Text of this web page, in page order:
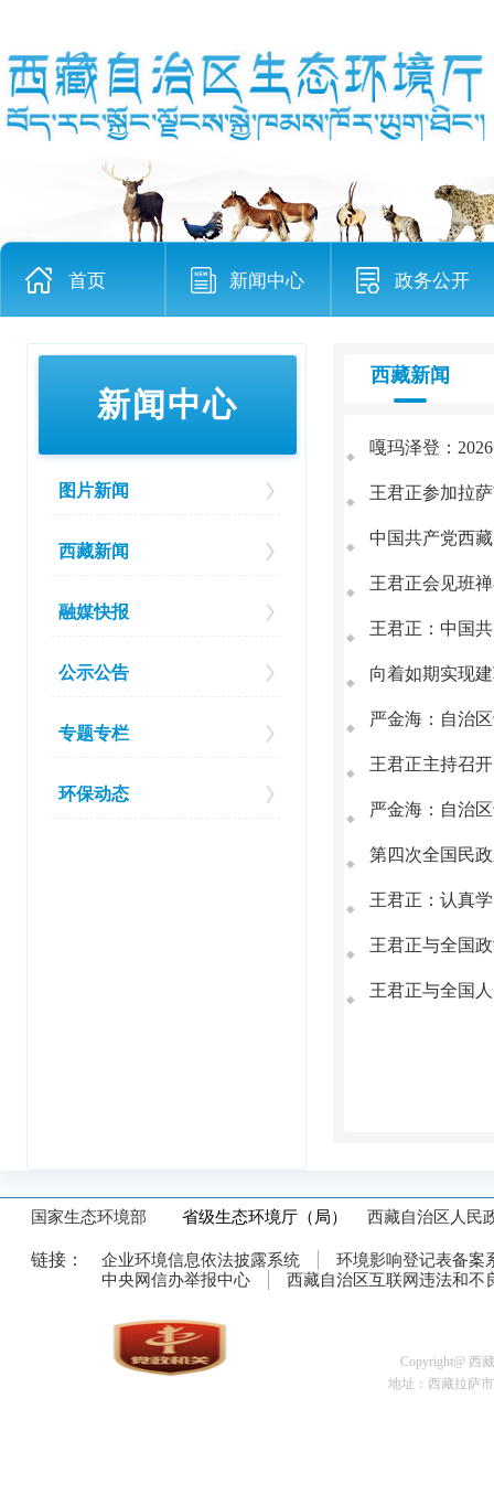
首页 新闻中心 政务公开
新闻中心
图片新闻
西藏新闻
融媒快报
公示公告
专题专栏
环保动态
西藏新闻
◆
◆ 王君正参加拉
◆ 中国共产党西
◆ 王君正会见班
◆
◆ 向着如期实现
◆ 严金海：自治
◆ 王君正主持召
◆ 严金海：自治
◆
◆ 王君正：认真
◆ 王君正与全国
◆ 王君正与全国
国家生态环境部 省级生态环境厅（局） 西藏自治区人民
链接： 企业环境信息依法披露系统
环境影响登记表备案
中央网信办举报中心
西藏自治区互联网违法和不
Copyright@ 西
地址：西藏拉萨